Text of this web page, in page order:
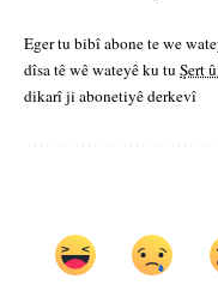
Eger tu bibî abone te we
dîsa tê wê wateyê ku tu Şert
dikarî ji abonetiyê derkevî